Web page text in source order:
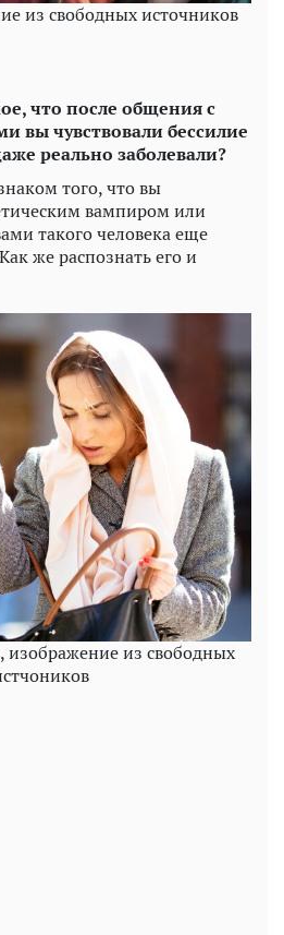
из свободных источников
что после общения с
вы чувствовали бессилие
реально заболевали?
того, что вы
вампиром или
такого человека еще
же распознать его и
из свободных